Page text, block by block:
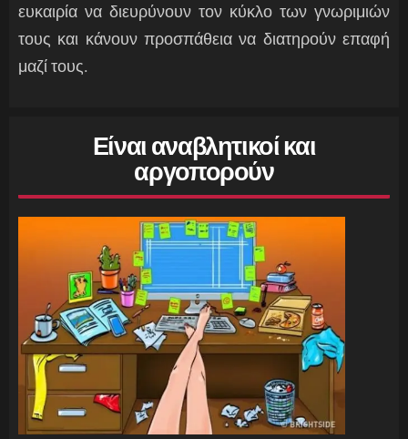
ευκαιρία να διευρύνουν τον κύκλο των γνωριμιών
τους και κάνουν προσπάθεια να διατηρούν επαφή
μαζί τους.
Είναι αναβλητικοί και
αργοπορούν